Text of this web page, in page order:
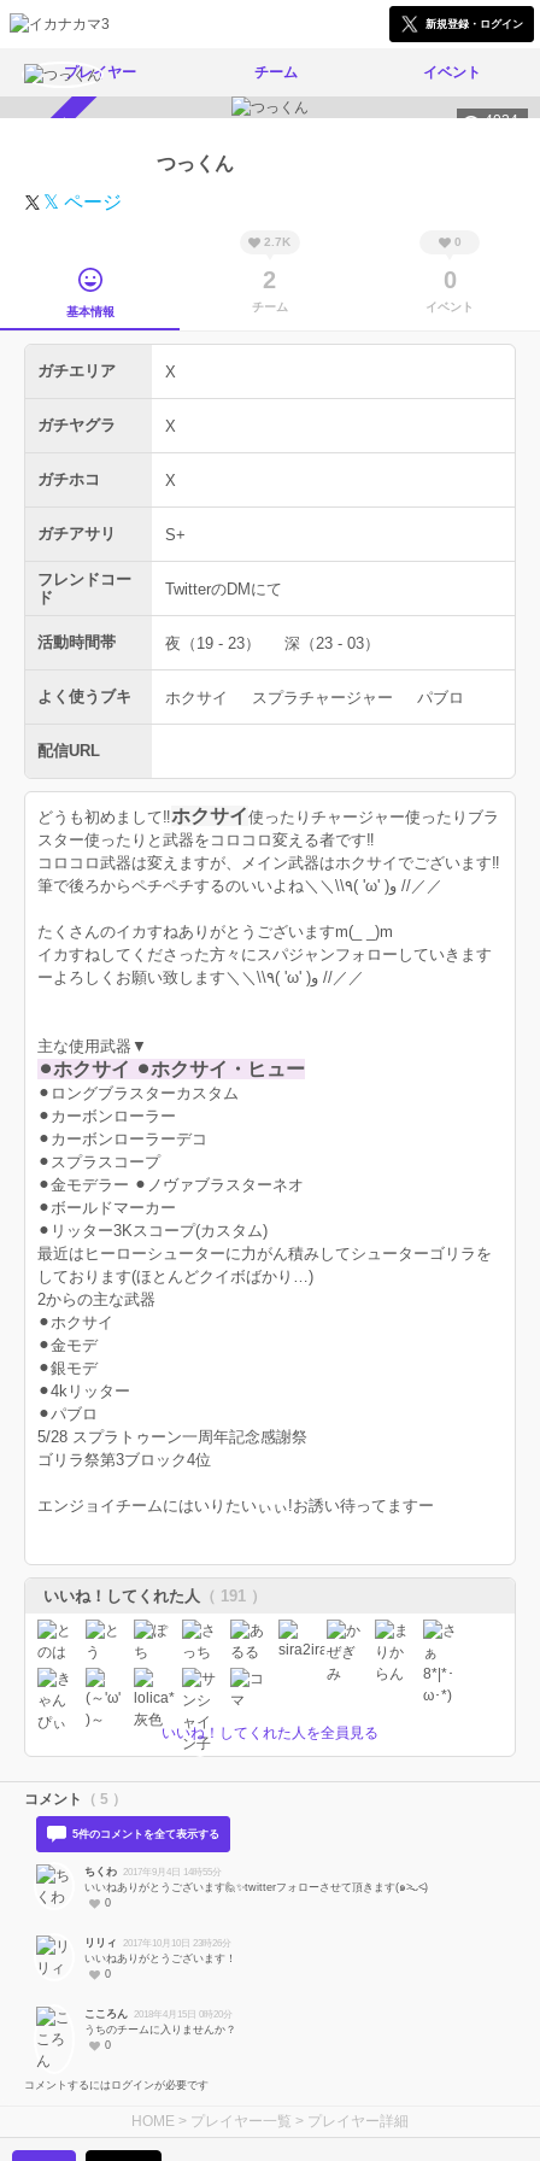
新規登録・ログイン
プレイヤー チーム イベント
4024
つっくん
𝕏 ページ
基本情報
2.7K
2
チーム
0
0
イベント
ガチエリア X
ガチヤグラ X
ガチホコ X
ガチアサリ S+
フレンドコー
ド
TwitterのDMにて
活動時間帯 夜（19 - 23） 深（23 - 03）
よく使うブキ ホクサイ スプラチャージャー パブロ
配信URL
どうも初めまして‼︎ホクサイ使ったりチャージャー使ったりブラ
スター使ったりと武器をコロコロ変える者です‼︎
コロコロ武器は変えますが、メイン武器はホクサイでございます‼︎
筆で後ろからペチペチするのいいよね＼＼\\٩( 'ω' )و //／／
たくさんのイカすねありがとうございますm(_ _)m
イカすねしてくださった方々にスパジャンフォローしていきます
ーよろしくお願い致します＼＼\\٩( 'ω' )و //／／
主な使用武器▼
⚫︎ホクサイ ⚫︎ホクサイ・ヒュー
⚫︎ロングブラスターカスタム
⚫︎カーボンローラー
⚫︎カーボンローラーデコ
⚫︎スプラスコープ
⚫︎金モデラー ⚫︎ノヴァブラスターネオ
⚫︎ボールドマーカー
⚫︎リッター3Kスコープ(カスタム)
最近はヒーローシューターに力がん積みしてシューターゴリラを
しております(ほとんどクイボばかり…)
2からの主な武器
⚫︎ホクサイ
⚫︎金モデ
⚫︎銀モデ
⚫︎4kリッター
⚫︎パブロ
5/28 スプラトゥーン一周年記念感謝祭
ゴリラ祭第3ブロック4位
エンジョイチームにはいりたいぃぃ!お誘い待ってますー
いいね！してくれた人 （ 191 ）
いいね！してくれた人を全員見る
コメント （ 5 ）
5件のコメントを全て表示する
ちくわ 2017年9月4日 14時55分
いいねありがとうございます🙋✨twitterフォローさせて頂きます(๑˃̵ᴗ˂̵)
0
リリィ 2017年10月10日 23時26分
いいねありがとうございます！
0
こころん 2018年4月15日 0時20分
うちのチームに入りませんか？
0
コメントするにはログインが必要です
HOME > プレイヤー一覧 > プレイヤー詳細